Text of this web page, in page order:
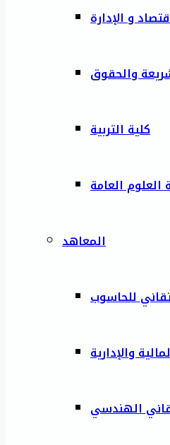
و الإدارة
والحقوق
كلية التربية
العلوم العامة
المعاهد
للحاسوب
والإدارية
الهندسي